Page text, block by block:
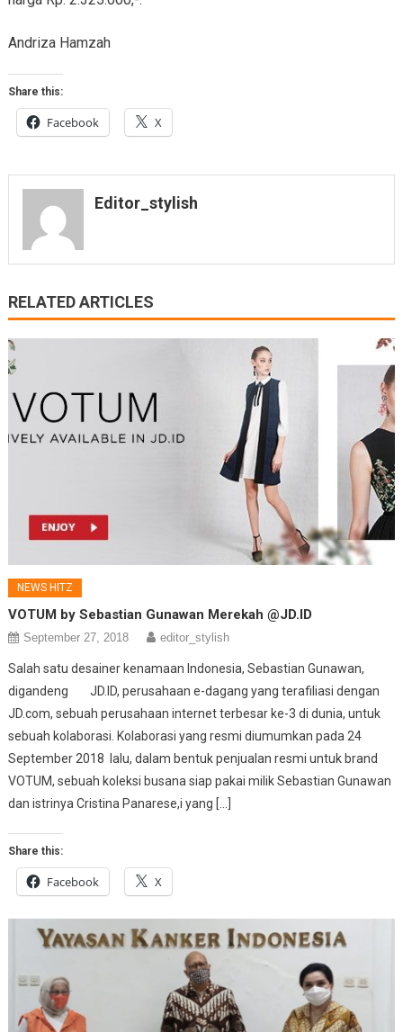
Andriza Hamzah
Share this:
Facebook X
Editor_stylish
RELATED ARTICLES
NEWS HITZ
VOTUM by Sebastian Gunawan Merekah @JD.ID
September 27, 2018 editor_stylish
Salah satu desainer kenamaan Indonesia, Sebastian Gunawan,
digandeng JD.ID, perusahaan e-dagang yang terafiliasi dengan
JD.com, sebuah perusahaan internet terbesar ke-3 di dunia, untuk
sebuah kolaborasi. Kolaborasi yang resmi diumumkan pada 24
September 2018 lalu, dalam bentuk penjualan resmi untuk brand
VOTUM, sebuah koleksi busana siap pakai milik Sebastian Gunawan
dan istrinya Cristina Panarese,i yang […]
Share this:
Facebook X